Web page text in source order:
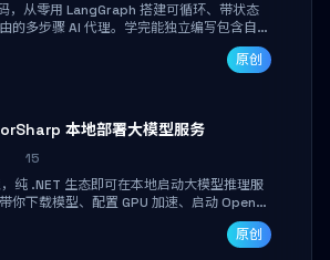
，从零用 LangGraph 搭建可循环、带状态
的多步骤 AI 代理。学完能独立编写包含自动
久化状态的复杂工作流，并避开递归溢出、
。
原创
本地部署大模型服务
15
纯 .NET 生态即可在本地启动大模型推理服
你下载模型、配置 GPU 加速、启动 OpenAI
业务代码中无缝调用。数据不出网，零门槛
原创